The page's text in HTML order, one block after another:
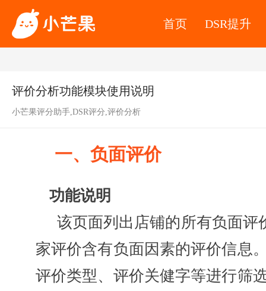
首页 DSR提升
评价分析功能模块使用说明
小芒果评分助手,DSR评分,评价分析
一、负面评价
功能说明
该页面列出店铺的所有负面评
家评价含有负面因素的评价信息
评价类型、评价关健字等进行筛